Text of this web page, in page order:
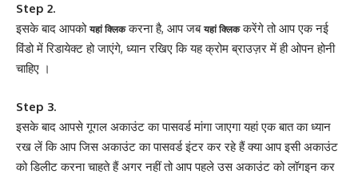
Step 2.
इसके बाद आपको यहां क्लिककरना है, आप जब यहां क्लिककरेंगे तो आप एक नई
विंडो में रिडायेक्ट हो जाएंगे, ध्यान रखिए कि यह क्रोम ब्राउज़र में ही ओपन होनी
चाहिए ।
Step 3.
इसके बाद आपसे गूगल अकाउंट का पासवर्ड मांगा जाएगा यहां एक बात का ध्यान
रख लें कि आप जिस अकाउंट का पासवर्ड इंटर कर रहे हैं क्या आप इसी अकाउंट
को डिलीट करना चाहते हैं अगर नहीं तो आप पहले उस अकाउंट को लॉगइन कर